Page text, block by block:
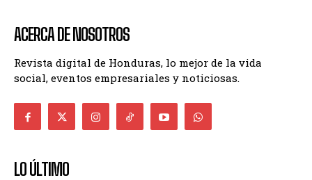
ACERCA DE NOSOTROS
Revista digital de Honduras, lo mejor de la vida
social, eventos empresariales y noticiosas.
LO ÚLTIMO